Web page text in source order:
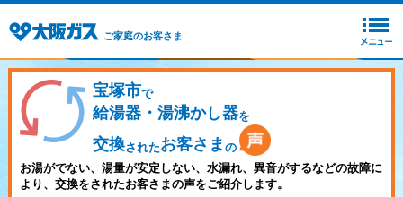
ご家庭のお客さま
宝塚市で
給湯器・湯沸かし器を
交換されたお客さま の
お湯がでない、湯量が安定しない、水漏れ、異音がするなどの故障に
より、交換をされたお客さまの声をご紹介します。